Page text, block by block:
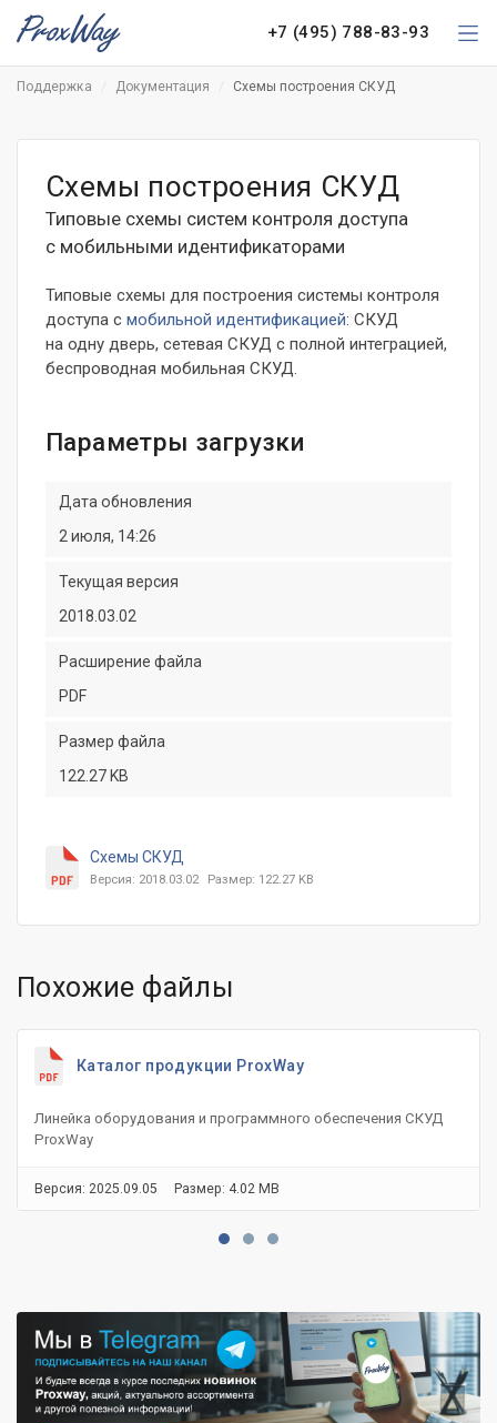
+7 (495) 788-83-93
Поддержка Документация Схемы построения СКУД
Схемы построения СКУД
Типовые схемы систем контроля доступа
с мобильными идентификаторами
Типовые схемы для построения системы контроля
доступа с мобильной идентификацией: СКУД
на одну дверь, сетевая СКУД с полной интеграцией,
беспроводная мобильная СКУД.
Параметры загрузки
Дата обновления
2 июля, 14:26
Текущая версия
2018.03.02
Расширение файла
PDF
Размер файла
122.27 KB
Схемы СКУД
Версия: 2018.03.02 Размер: 122.27 KB
Похожие файлы
Каталог продукции ProxWay
Линейка оборудования и программного обеспечения СКУД
ProxWay
Версия: 2025.09.05 Размер: 4.02 MB